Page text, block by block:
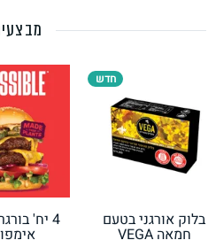
גבינות
חדש
בלוק אורגני בטעם
חמאה VEGA
4 יח'